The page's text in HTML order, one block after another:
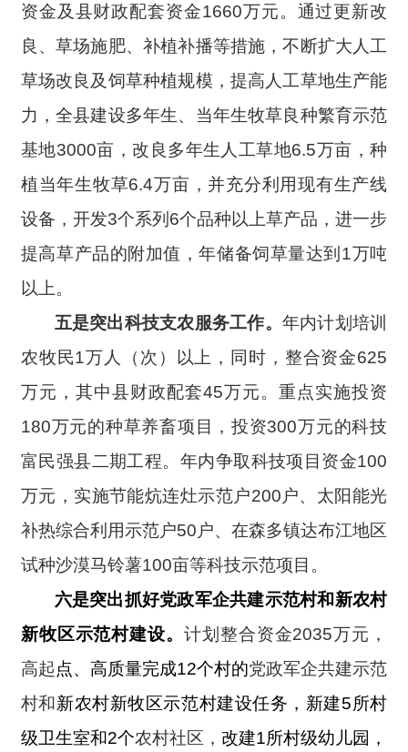
资金及县财政配套资金1660万元。通过更新改
良、草场施肥、补植补播等措施，不断扩大人工
草场改良及饲草种植规模，提高人工草地生产能
力，全县建设多年生、当年生牧草良种繁育示范
基地3000亩，改良多年生人工草地6.5万亩，种
植当年生牧草6.4万亩，并充分利用现有生产线
设备，开发3个系列6个品种以上草产品，进一步
提高草产品的附加值，年储备饲草量达到1万吨
以上。
五是突出科技支农服务工作。 年内计划培训
农牧民1万人（次）以上，同时，整合资金625
万元，其中县财政配套45万元。重点实施投资
180万元的种草养畜项目，投资300万元的科技
富民强县二期工程。年内争取科技项目资金100
万元，实施节能炕连灶示范户200户、太阳能光
补热综合利用示范户50户、在森多镇达布江地区
试种沙漠马铃薯100亩等科技示范项目。
六是突出抓好党政军企共建示范村和新农村
新牧区示范村建设。 计划整合资金2035万元，
高起点、高质量完成12个村的党政军企共建示范
村和新农村新牧区示范村建设任务，新建5所村
级卫生室和2个农村社区，改建1所村级幼儿园，